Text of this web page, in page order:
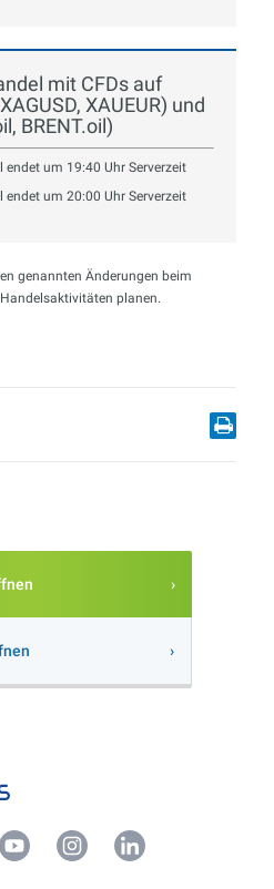
mit CFDs auf
XAUEUR) und
BRENT.oil)
endet um 19:40 Uhr Serverzeit
endet um 20:00 Uhr Serverzeit
genannten Änderungen beim
planen.